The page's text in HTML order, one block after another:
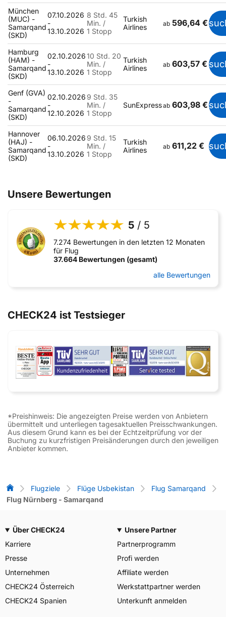
München
(MUC) -
Samarqand
(SKD)
07.10.2026
-
13.10.2026
8 Std. 45
Min. /
1 Stopp
Turkish
Airlines
ab 596,64 €
Hamburg
(HAM) -
Samarqand
(SKD)
02.10.2026
-
13.10.2026
10 Std. 20
Min. /
1 Stopp
Turkish
Airlines
ab 603,57 €
Genf (GVA)
-
Samarqand
(SKD)
02.10.2026
-
12.10.2026
9 Std. 35
Min. /
1 Stopp
SunExpressab 603,98 €
Hannover
(HAJ) -
Samarqand
(SKD)
06.10.2026
-
13.10.2026
9 Std. 15
Min. /
1 Stopp
Turkish
Airlines
ab 611,22 €
Unsere Bewertungen
5 / 5
7.274 Bewertungen in den letzten 12 Monaten
für Flug
37.664 Bewertungen (gesamt)
alle Bewertungen
CHECK24 ist Testsieger
*Preishinweis: Die angezeigten Preise werden von Anbietern
übermittelt und unterliegen tagesaktuellen Preisschwankungen.
Aus diesem Grund kann es bei der Echtzeitprüfung vor der
Buchung zu kurzfristigen Preisänderungen durch den jeweiligen
Anbieter kommen.
Flug-Vergleich
Flugziele Flüge Usbekistan
Flug Samarqand
Flug Nürnberg - Samarqand
Über CHECK24
Karriere
Presse
Unternehmen
CHECK24 Österreich
CHECK24 Spanien
Unsere Partner
Partnerprogramm
Profi werden
Affiliate werden
Werkstattpartner werden
Unterkunft anmelden